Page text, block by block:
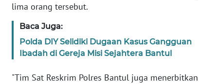
lima orang tersebut.
Baca Juga:
Polda DIY Selidiki Dugaan Kasus Gangguan
Ibadah di Gereja Misi Sejahtera Bantul
"Tim Sat Reskrim Polres Bantul juga menerbitkan
WN
KEPRI
PAPUA